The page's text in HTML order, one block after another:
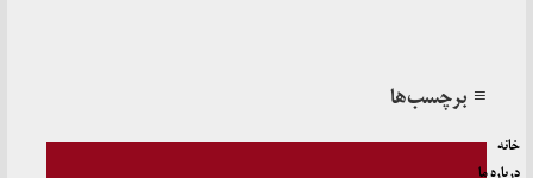
≡ برچسب‌ها
خانه